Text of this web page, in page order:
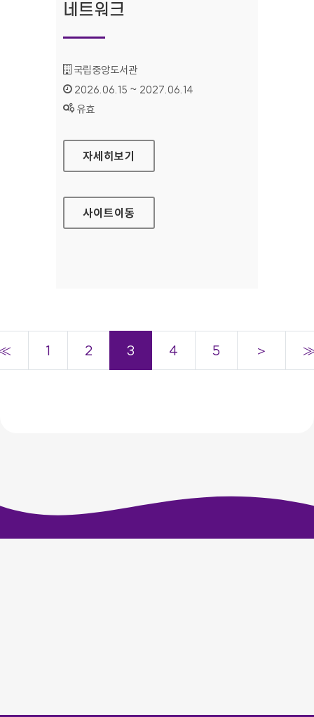
네트워크
기관명 :
국립중앙도서관
인증기간 :
2026.06.15 ~ 2027.06.14
상태 :
유효
한국학사서 글로벌 네트워크
자세히보기
사이트이동
1 2 3 4 5 ＞